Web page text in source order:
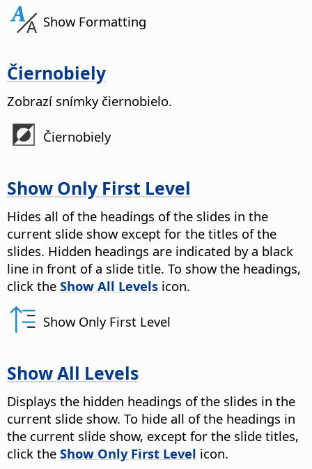
Show Formatting
Čiernobiely
Zobrazí snímky čiernobielo.
Čiernobiely
Show Only First Level
Hides all of the headings of the slides in the
current slide show except for the titles of the
slides. Hidden headings are indicated by a black
line in front of a slide title. To show the headings,
click the Show All Levels icon.
Show Only First Level
Show All Levels
Displays the hidden headings of the slides in the
current slide show. To hide all of the headings in
the current slide show, except for the slide titles,
click the Show Only First Level icon.